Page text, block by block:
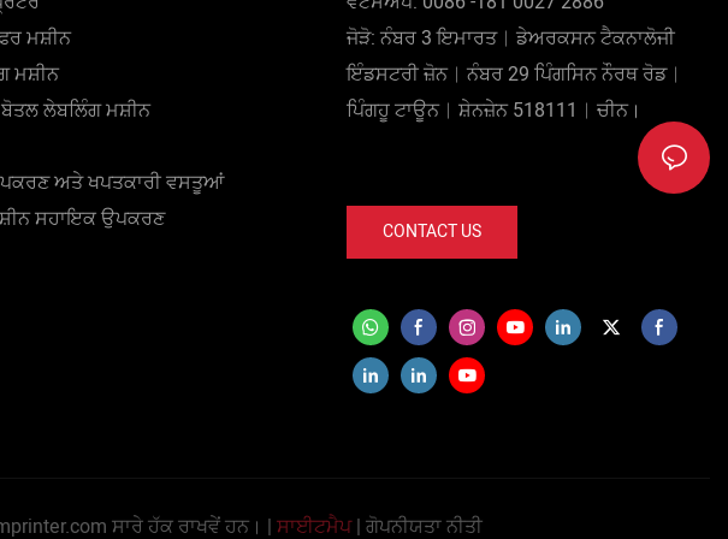
ਮਸ਼ੀਨ
ਮਸ਼ੀਨ
ਲੇਬਲਿੰਗ ਮਸ਼ੀਨ
ਅਤੇ ਖਪਤਕਾਰੀ ਵਸਤੂਆਂ
ਸਹਾਇਕ ਉਪਕਰਣ
ਜੋੜੋ: ਨੰਬਰ 3 ਇਮਾਰਤ︱ਡੇਅਰਕਸਨ ਟੈਕਨਾਲੋਜੀ
ਇੰਡਸਟਰੀ ਜ਼ੋਨ︱ਨੰਬਰ 29 ਪਿੰਗਸਿਨ ਨੌਰਥ ਰੋਡ︱
ਪਿੰਗਹੂ ਟਾਊਨ︱ਸ਼ੇਨਜ਼ੇਨ 518111︱ਚੀਨ।
CONTACT US
ਸਾਰੇ ਹੱਕ ਰਾਖਵੇਂ ਹਨ। | ਸਾਈਟਮੈਪ| ਗੋਪਨੀਯਤਾ ਨੀਤੀ